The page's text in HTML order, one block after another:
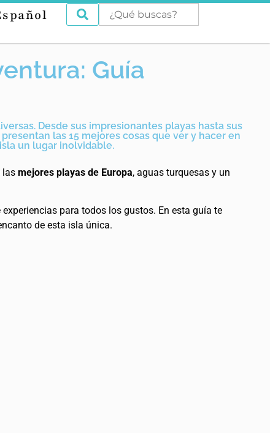
Guía
Desde sus impresionantes playas hasta sus
las 15 mejores cosas que ver y hacer en
un lugar inolvidable.
las mejores playas de Europa, aguas turquesas y un
para todos los gustos. En esta guía te
de esta isla única.